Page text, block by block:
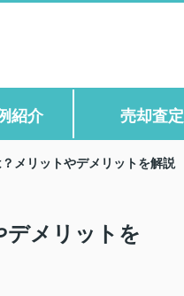
紹介 売却査定
メリットやデメリットを解説
デメリットを